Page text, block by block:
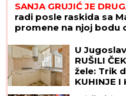
SANJA GRUJIĆ JE
radi posle raskida sa
promene na njoj bodu
U
RUŠILI
žele: Trik
KUHINJE I